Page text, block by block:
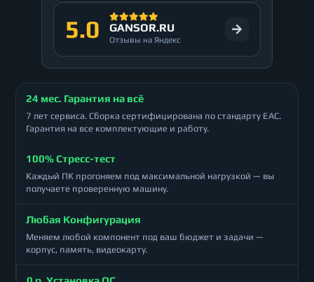
5.0 GANSOR.RU
Отзывы на Яндекс
24 мес. Гарантия на всё
7 лет сервиса. Сборка сертифицирована по стандарту ЕАС.
Гарантия на все комплектующие и работу.
100% Стресс-тест
Каждый ПК прогоняем под максимальной нагрузкой — вы
получаете проверенную машину.
Любая Конфигурация
Меняем любой компонент под ваш бюджет и задачи —
корпус, память, видеокарту.